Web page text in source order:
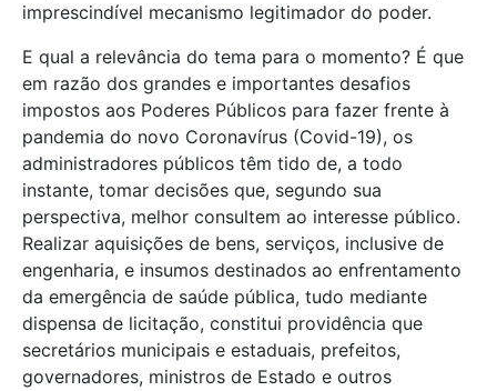
imprescindível mecanismo legitimador do poder.
E qual a relevância do tema para o momento? É que
em razão dos grandes e importantes desafios
impostos aos Poderes Públicos para fazer frente à
pandemia do novo Coronavírus (Covid-19), os
administradores públicos têm tido de, a todo
instante, tomar decisões que, segundo sua
perspectiva, melhor consultem ao interesse público.
Realizar aquisições de bens, serviços, inclusive de
engenharia, e insumos destinados ao enfrentamento
da emergência de saúde pública, tudo mediante
dispensa de licitação, constitui providência que
secretários municipais e estaduais, prefeitos,
governadores, ministros de Estado e outros